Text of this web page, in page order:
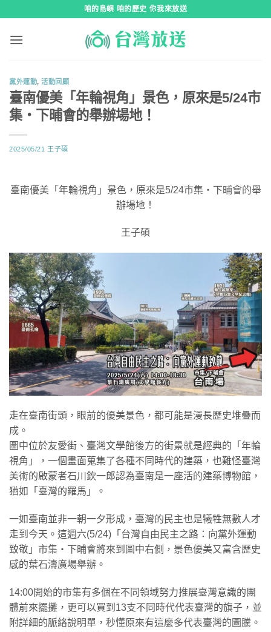
咱的島嶼 咱的歷史 你我來放送
黨外運動,活動回顧
臺南優美「年輪視角」景色，原來是5/24市
集・下晡會的舉辦場地！
2025/05/21 王子碩
臺南優美「年輪視角」景色，原來是5/24市集・下晡會的舉
辦場地！
王子碩
走在臺南街頭，眼前的優美景色，都可能是漫長歷史堆疊而
成。
圖中位於友愛街、臺灣文學館後方的街景就是經典的「年輪
視角」，一個畫面蒐集了各種不同時代的建築，也難怪臺灣
美術的啟蒙者石川欽一郎認為臺南是一座活的建築博物館，
猶如「臺灣的羅馬」。
一如臺南並非一朝一夕形成，臺灣的民主也是犧牲無數人才
走到今天。這週六(5/24)「台灣自由民主之路：向黨外運動
致敬」市集・下晡會將來到圖中右側，景色優美又富含歷史
感的葉石濤廣場舉辦。
14:00開始的市集有多個在不同領域努力推展臺灣意識的團
體前來擺攤，更可以買到13支不同時代代表臺灣的旗子，並
附詳細的脈絡說明單，秒懂原來有這麼多代表臺灣的圖騰。